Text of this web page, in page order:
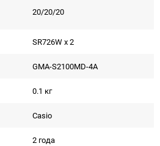
20/20/20
SR726W x 2
GMA-S2100MD-4A
0.1 кг
Casio
2 года